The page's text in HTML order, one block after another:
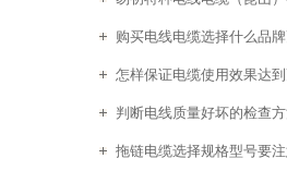
购买电线电缆选择什么品
怎样保证电缆使用效果达
判断电线质量好坏的检查
拖链电缆选择规格型号要